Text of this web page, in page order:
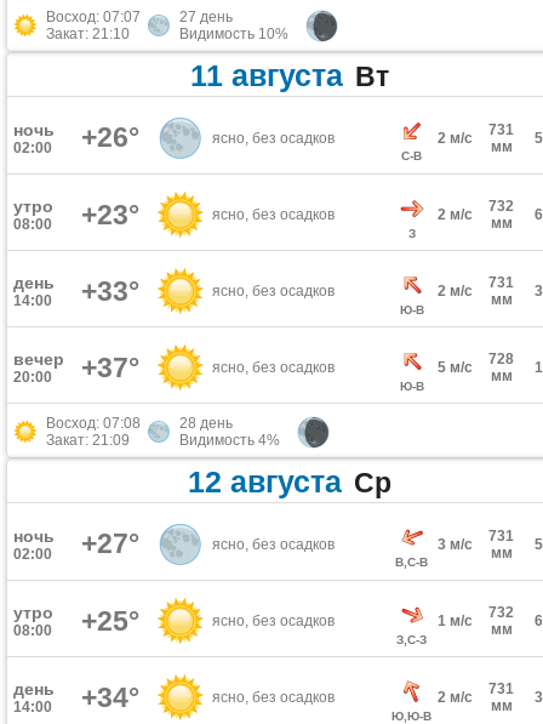
Восход: 07:07
Закат: 21:10
27 день
Видимость 10%
11 августа Вт
ночь
02:00 +26° ясно, без осадков
С-В
2 м/с
731
мм
утро
08:00 +23° ясно, без осадков
З
2 м/с
732
мм
день
14:00 +33° ясно, без осадков
Ю-В
2 м/с
731
мм
вечер
20:00 +37° ясно, без осадков
Ю-В
5 м/с
728
мм
Восход: 07:08
Закат: 21:09
28 день
Видимость 4%
12 августа Ср
ночь
02:00 +27° ясно, без осадков
В,С-В
3 м/с
731
мм
утро
08:00 +25° ясно, без осадков
З,С-З
1 м/с
732
мм
день
14:00 +34° ясно, без осадков
Ю,Ю-В
2 м/с
731
мм